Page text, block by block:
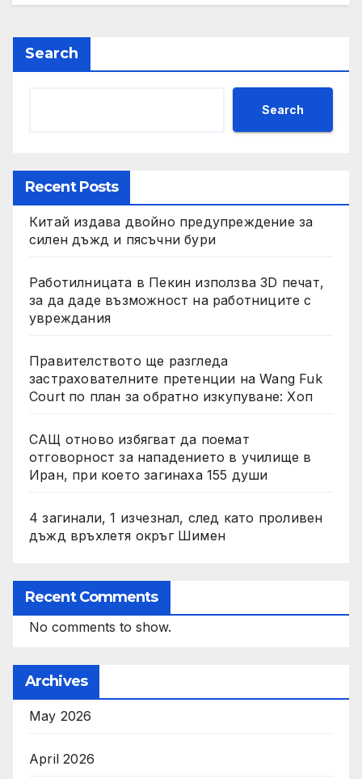
Search
Search
Recent Posts
Китай издава двойно предупреждение за
силен дъжд и пясъчни бури
Работилницата в Пекин използва 3D печат,
за да даде възможност на работниците с
увреждания
Правителството ще разгледа
застрахователните претенции на Wang Fuk
Court по план за обратно изкупуване: Хоп
САЩ отново избягват да поемат
отговорност за нападението в училище в
Иран, при което загинаха 155 души
4 загинали, 1 изчезнал, след като проливен
дъжд връхлетя окръг Шимен
Recent Comments
No comments to show.
Archives
May 2026
April 2026